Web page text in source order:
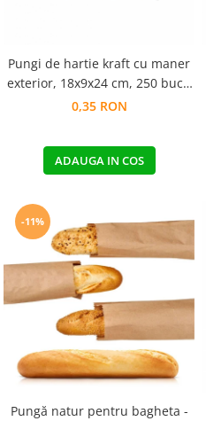
Pungi de hartie kraft cu maner
exterior, 18x9x24 cm, 250 buc -
natur
0,35 RON
ADAUGA IN COS
-11%
Pungă natur pentru bagheta -